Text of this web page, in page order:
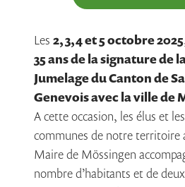
Les 2, 3,4 et 5 octobre 2025
35 ans de la signature de
Jumelage du Canton de
Genevois avec la ville de
A cette occasion, les élus et
communes de notre territoire
Maire de Mössingen
nombre d’habitants et de